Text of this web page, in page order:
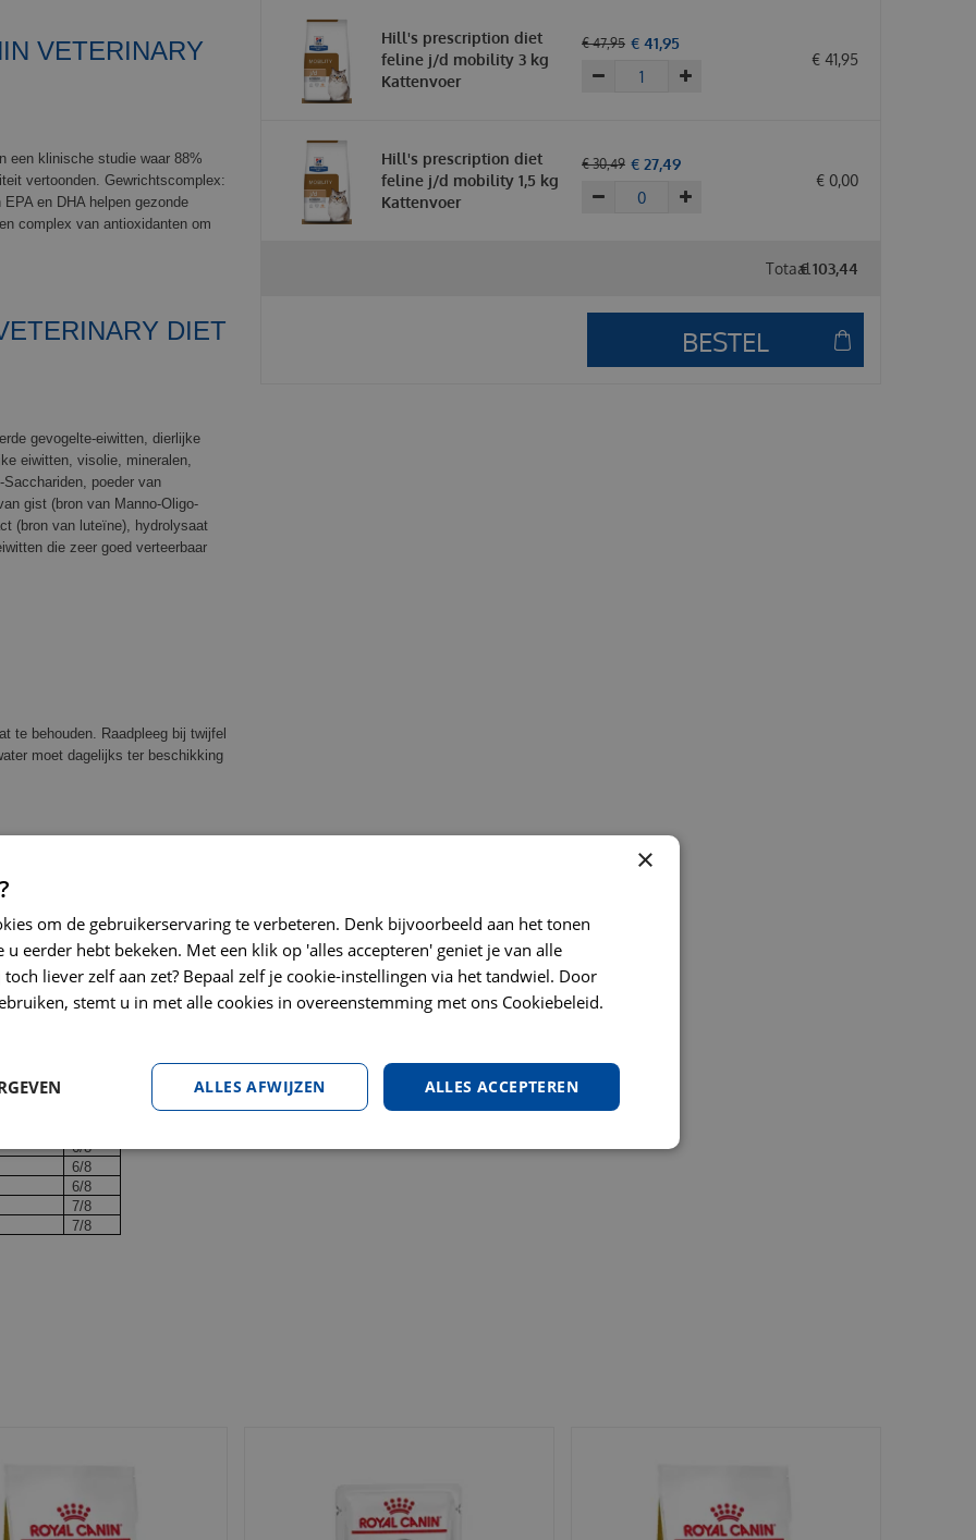
VETERINARY
een klinische studie waar 88%
vertoonden. Gewrichtscomplex:
en DHA helpen gezonde
complex van antioxidanten om
DIET
gevogelte-eiwitten, dierlijke
eiwitten, visolie, mineralen,
poeder van
gist (bron van Manno-Oligo-
(bron van luteïne), hydrolysaat
die zeer goed verteerbaar
te behouden. Raadpleeg bij twijfel
moet dagelijks ter beschikking
3/8
3/8
3/8
4/8
6/8
6/8
6/8
7/8
7/8
Hill's prescription diet
feline j/d mobility 3 kg
Kattenvoer
€ 47,95 € 41,95
€ 41,95
Hill's prescription diet
feline j/d mobility 1,5 kg
Kattenvoer
€ 30,49 € 27,49
€ 0,00
Totaal
€ 103,44
×
om de gebruikerservaring te verbeteren. Denk bijvoorbeeld aan het tonen
eerder hebt bekeken. Met een klik op 'alles accepteren' geniet je van alle
liever zelf aan zet? Bepaal zelf je cookie-instellingen via het tandwiel. Door
stemt u in met alle cookies in overeenstemming met ons Cookiebeleid.
ALLES ACCEPTEREN
ALLES AFWIJZEN